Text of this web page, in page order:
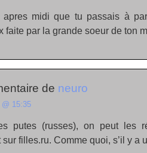
midi que tu passais à
faite par la grande soeur de ton
de neuro
15:35
putes (russes), on peut les
sur filles.ru. Comme quoi, s’il y a